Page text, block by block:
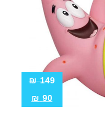
149
₪
90
₪